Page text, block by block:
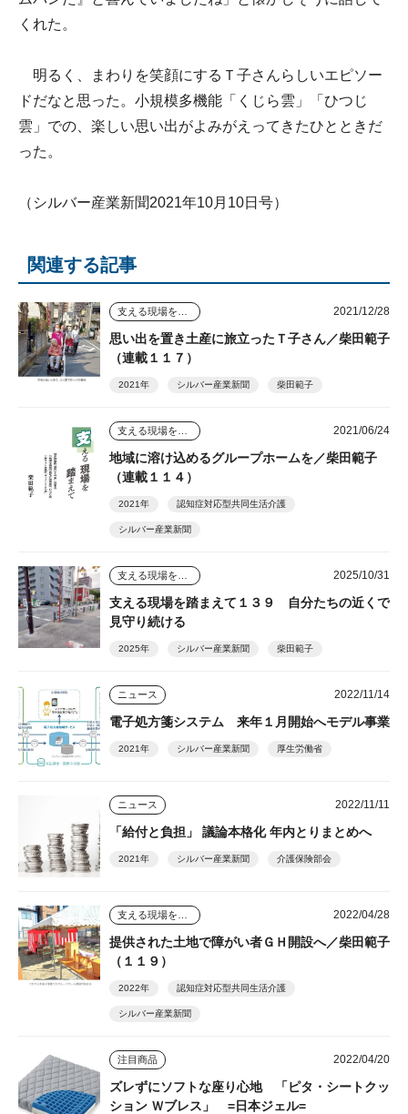
くれた。
明るく、まわりを笑顔にするＴ子さんらしいエピソー
ドだなと思った。小規模多機能「くじら雲」「ひつじ
雲」での、楽しい思い出がよみがえってきたひとときだ
った。
（シルバー産業新聞2021年10月10日号）
関連する記事
2021/12/28
思い出を置き土産に旅立ったＴ子さん／柴田範子
（連載１１７）
2021年 シルバー産業新聞 柴田範子
2021/06/24
地域に溶け込めるグループホームを／柴田範子
（連載１１４）
2021年 認知症対応型共同生活介護
シルバー産業新聞
2025/10/31
支える現場を踏まえて１３９ 自分たちの近くで
見守り続ける
2025年 シルバー産業新聞 柴田範子
ニュース 2022/11/14
電子処方箋システム 来年１月開始へモデル事業
2021年 シルバー産業新聞 厚生労働省
ニュース 2022/11/11
「給付と負担」 議論本格化 年内とりまとめへ
2021年 シルバー産業新聞 介護保険部会
2022/04/28
提供された土地で障がい者ＧＨ開設へ／柴田範子
（１１９）
2022年 認知症対応型共同生活介護
シルバー産業新聞
注目商品 2022/04/20
ズレずにソフトな座り心地 「ピタ・シートクッ
ション Ｗブレス」 =日本ジェル=